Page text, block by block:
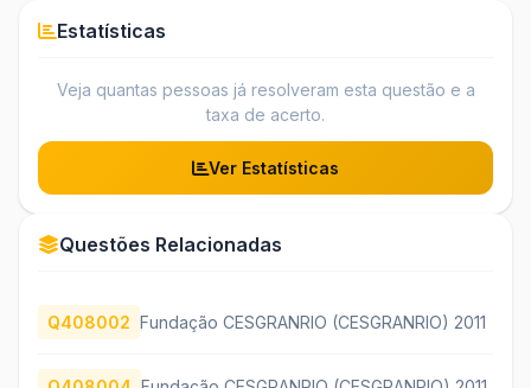
Estatísticas
Veja quantas pessoas já resolveram esta questão e a
taxa de acerto.
Ver Estatísticas
Questões Relacionadas
Q408002 Fundação CESGRANRIO (CESGRANRIO) 2011